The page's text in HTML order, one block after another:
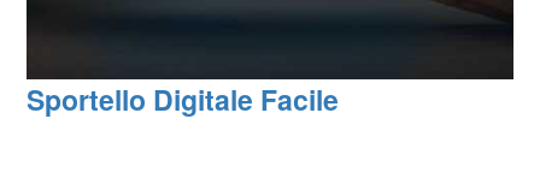
Sportello Digitale Facile